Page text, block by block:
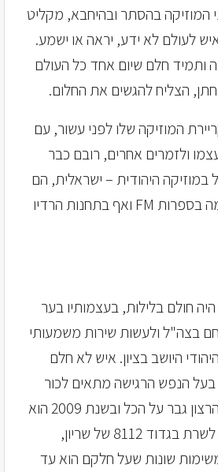
המוזיקה בהסתר ובהיחבא, מקליט
לעולם לא ידע, יראה או ישמע.
ותמיד חלם שיום אחד כל העולם
הצליח להגשים את החלום.
המוזיקה שלו לפני עשור, עם
ולזמרים אחרים, רובם כבר
במוזיקה היהודית – ישראלית, הם
הושמעו בכל פלטפורמה בספרות FM ואף בתחנות הרדיו
חולם בלילות, בעצמותיו בער
בצה"ל ולעשות שירות משמעותי
היושב בציון. איש לא חלם
הנפש הרגישה מתאים לכור
ההיתוך הלאומי, אבל הרצון גבר על הכל ובשנת 2009 הוא
נקרא אל הדגל ונשלח לשרת בגדוד 8112 של שריון,
שונות שעל חלקם הוא עד